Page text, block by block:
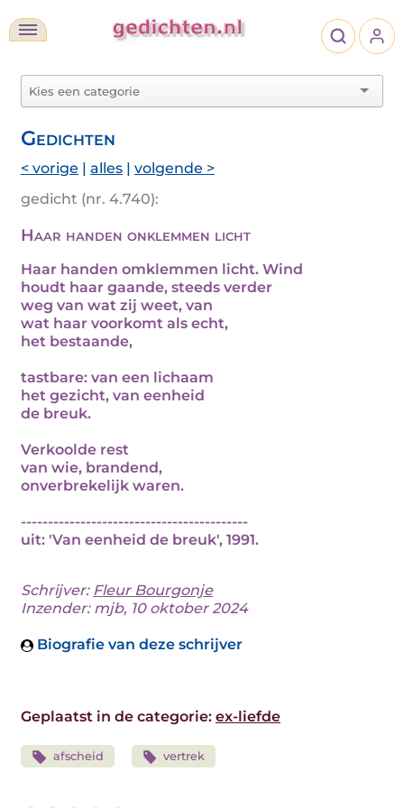
Gedichten
< vorige | alles | volgende >
gedicht (nr. 4.740):
Haar handen onklemmen licht
Haar handen omklemmen licht. Wind
houdt haar gaande, steeds verder
weg van wat zij weet, van
wat haar voorkomt als echt,
het bestaande,
tastbare: van een lichaam
het gezicht, van eenheid
de breuk.
Verkoolde rest
van wie, brandend,
onverbrekelijk waren.
------------------------------------------
uit: 'Van eenheid de breuk', 1991.
Schrijver: Fleur Bourgonje
Inzender: mjb, 10 oktober 2024
Biografie van deze schrijver
Geplaatst in de categorie: ex-liefde
afscheid vertrek